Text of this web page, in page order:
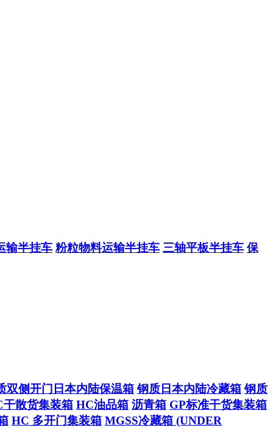
输半挂车 粉粒物料运输半挂车 三轴平板半挂车 保
双侧开门日本内陆保温箱 钢质日本内陆冷藏箱 钢质
干散货集装箱 HC油品箱 沥青箱 GP标准干货集装箱
HC 多开门集装箱 MGSS冷藏箱 (UNDER